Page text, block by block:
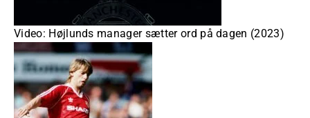
Video: Højlunds manager sætter ord på dagen (2023)